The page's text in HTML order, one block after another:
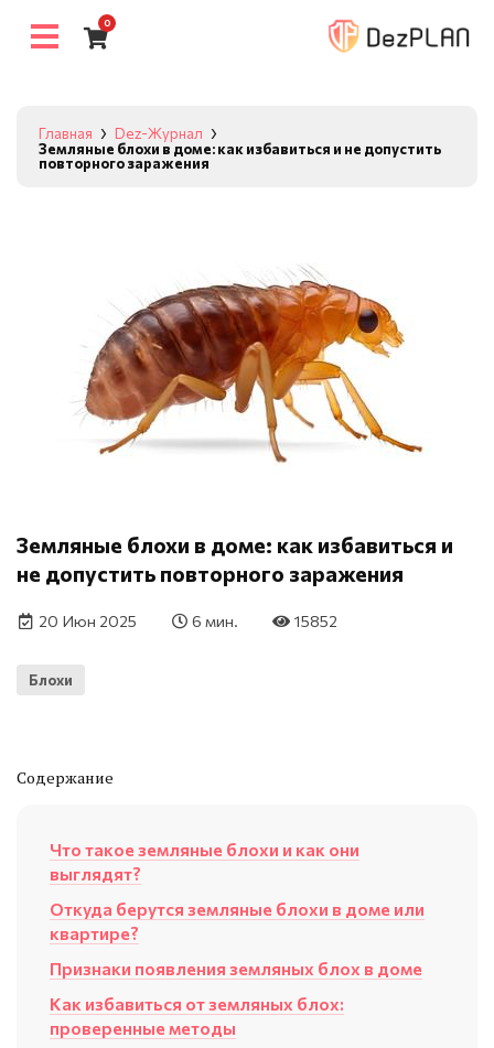
0
Главная
Dez-Журнал
Земляные блохи в доме: как избавиться и не допустить
повторного заражения
Земляные блохи в доме: как избавиться и
не допустить повторного заражения
20 Июн 2025 6 мин. 15852
Блохи
Содержание
Что такое земляные блохи и как они
выглядят?
Откуда берутся земляные блохи в доме или
квартире?
Признаки появления земляных блох в доме
Как избавиться от земляных блох:
проверенные методы